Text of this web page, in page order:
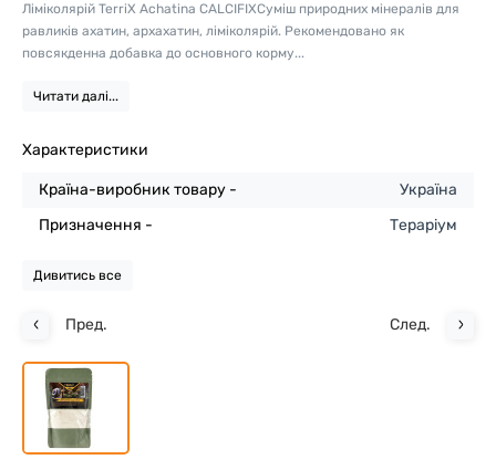
Ліміколярій TerriX Achatina CALCIFIXСуміш природних мінералів для
равликів ахатин, архахатин, ліміколярій. Рекомендовано як
повсякденна добавка до основного корму...
Читати далі...
Характеристики
Країна-виробник товару -
Україна
Призначення -
Тераріум
Дивитись все
Пред. След.